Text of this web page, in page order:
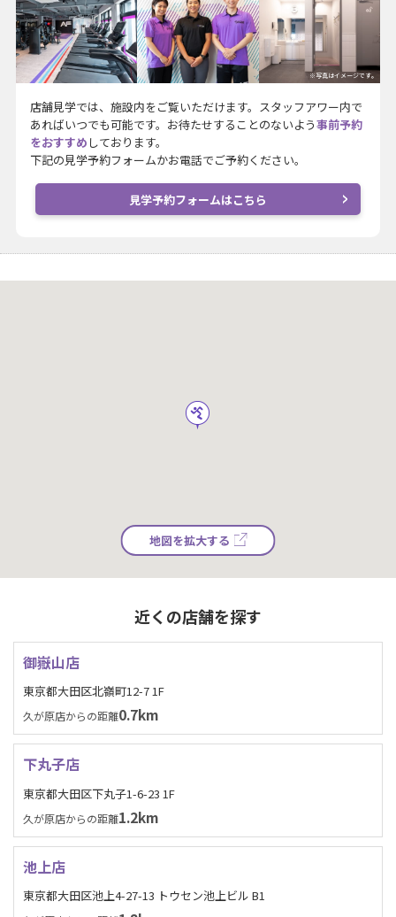
※写真はイメージです。
店舗見学では、施設内をご覧いただけます。スタッフアワー内で
あればいつでも可能です。お待たせすることのないよう事前予約
をおすすめ しております。
下記の見学予約フォームかお電話でご予約ください。
見学予約フォームはこちら
地図を拡大する
近くの店舗を探す
御嶽山店
東京都大田区北嶺町12-7 1F
久が原店からの距離0.7km
下丸子店
東京都大田区下丸子1-6-23 1F
久が原店からの距離1.2km
池上店
東京都大田区池上4-27-13 トウセン池上ビル B1